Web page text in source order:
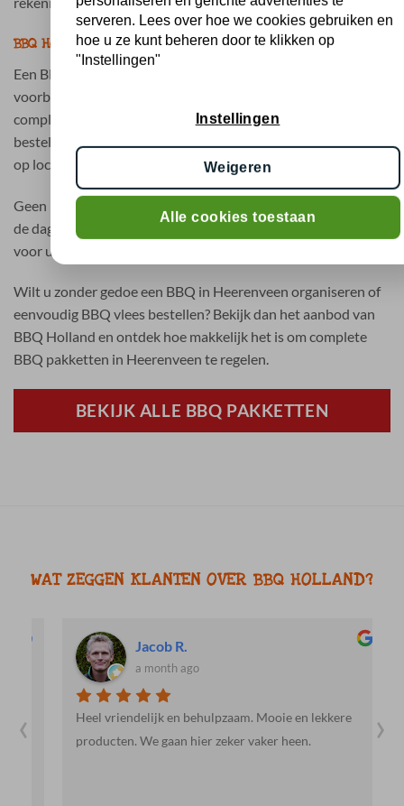
BBQ Heerenveen bestellen zonder zorgen
Een BBQ organiseren in Heerenveen hoeft geen tijdrovende
voorbereiding te zijn. Met BBQ Holland kiest u voor
complete BBQ pakketten waarbij alles vooraf geregeld is. U
bestelt eenvoudig online en ontvangt uw bestelling gekoeld
op locatie.
Geen losse inkopen, geen onduidelijkheden en geen stress op
de dag zelf. Gewoon een complete BBQ die goed geregeld is
voor u en uw gasten.
Wilt u zonder gedoe een BBQ in Heerenveen organiseren of
eenvoudig BBQ vlees bestellen? Bekijk dan het aanbod van
BBQ Holland en ontdek hoe makkelijk het is om complete
BBQ pakketten in Heerenveen te regelen.
BEKIJK ALLE BBQ PAKKETTEN
WAT ZEGGEN KLANTEN OVER BBQ HOLLAND?
Jacob R.
a month ago
Heel vriendelijk en behulpzaam. Mooie en lekkere
producten. We gaan hier zeker vaker heen.
‹ ›
serveren. Lees over hoe we cookies gebruiken en
hoe u ze kunt beheren door te klikken op
"Instellingen"
Instellingen
Weigeren
Alle cookies toestaan